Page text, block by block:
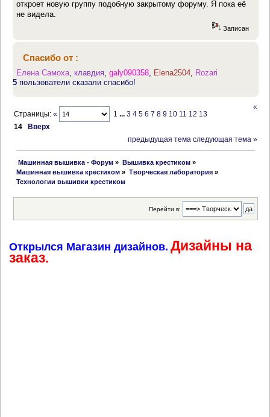
откроет новую группу подобную закрытому форуму. Я пока её
не видела.
Записан
Спасибо от :
Елена Самоха ,клавдия ,galy090358 Elena2504 Rozari
5 пользователи сказали спасибо!
Страницы:« 1 ... 3 4 5 6 7 8 9 10 11 12 13
14
Вверх
«
предыдущая тема следующая тема »
Машинная вышивка - Форум » Вышивка крестиком»
Машинная вышивка крестиком » Творческая лаборатория»
Технологии вышивки крестиком
Перейти в:
Открылся Магазин дизайнов. Дизайны на
заказ.